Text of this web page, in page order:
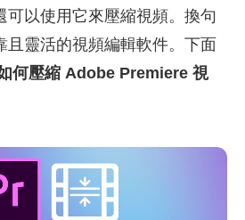
可以使用它來壓縮視頻。換句
且靈活的視頻編輯軟件。下面
何壓縮 Adobe Premiere 視